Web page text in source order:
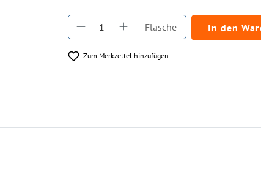
Produkt Anzahl: Gib den
Flasche In den
Zum Merkzettel hinzufügen